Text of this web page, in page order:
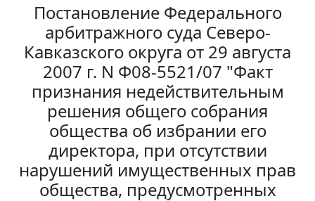
Постановление Федерального
арбитражного суда Северо-
Кавказского округа от 29 августа
2007 г. N Ф08-5521/07 "Факт
признания недействительным
решения общего собрания
общества об избрании его
директора, при отсутствии
нарушений имущественных прав
общества, предусмотренных